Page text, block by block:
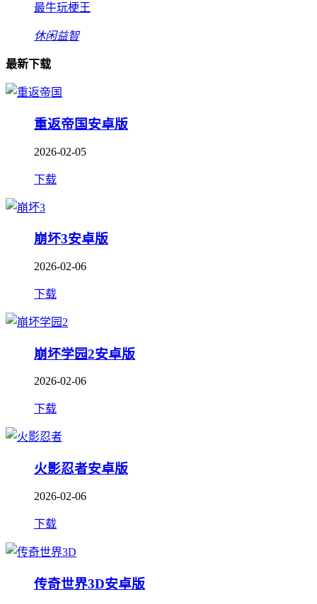
最牛玩梗王
休闲益智
最新下载
重返帝国安卓版
2026-02-05
下载
崩坏3安卓版
2026-02-06
下载
崩坏学园2安卓版
2026-02-06
下载
火影忍者安卓版
2026-02-06
下载
传奇世界3D安卓版